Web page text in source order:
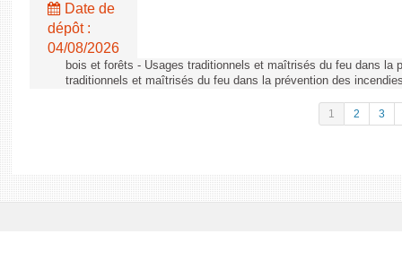
Date de
dépôt :
04/08/2026
bois et forêts - Usages traditionnels et maîtrisés du feu dans la
traditionnels et maîtrisés du feu dans la prévention des
1 2 3